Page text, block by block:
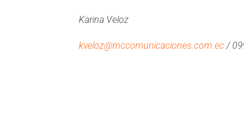
Karina Veloz
kveloz@mccomunicaciones.com.ec /